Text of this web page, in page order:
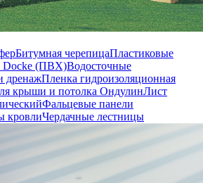
Битумная черепицаПластиковые
Docke (ПВХ)Водосточные
дренажПленка гидроизоляционная
крыши и потолка ОндулинЛист
Фальцевые панели
кровлиЧердачные лестницы